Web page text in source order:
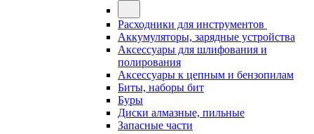
Расходники для инструментов
Аккумуляторы, зарядные устройства
Аксессуары для шлифования и
полирования
Аксессуары к цепным и бензопилам
Биты, наборы бит
Буры
Диски алмазные, пильные
Запасные части